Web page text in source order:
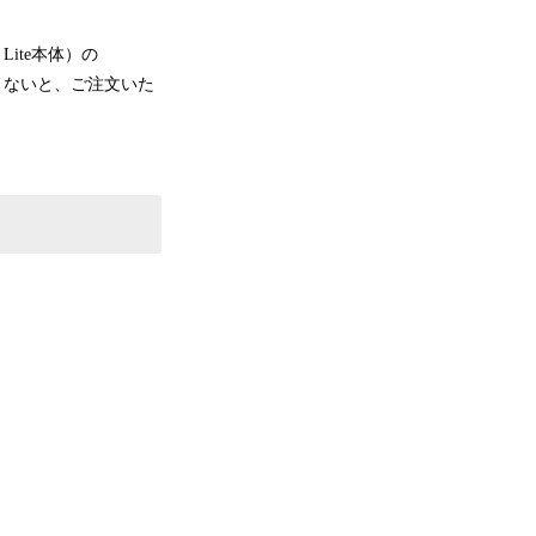
Lite本体）の
いと、ご注文いた